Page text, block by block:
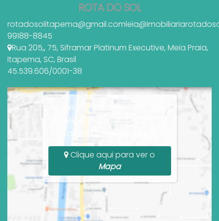
ROTA DO SOL
rotadosolitapema@gmail.com
99188-8845
Rua 205,, 75, Siframar Platinum Executive, Meia Praia,
Itapema, SC, Brasil
45.539.606/0001-38
Av Nereu Ramos, 4077, Sala
09, Meia Praia, Itapema, SC,
Santa Catarina, Brasil
Clique aqui para ver o
Mapa